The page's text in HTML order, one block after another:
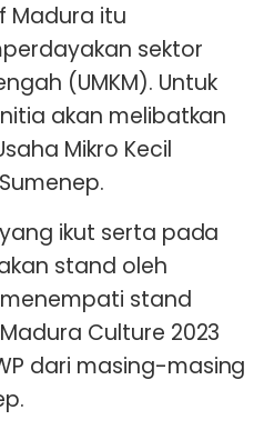
Madura itu
sektor
(UMKM). Untuk
akan melibatkan
Mikro Kecil
ikut serta pada
stand oleh
stand
Culture 2023
dari masing-masing